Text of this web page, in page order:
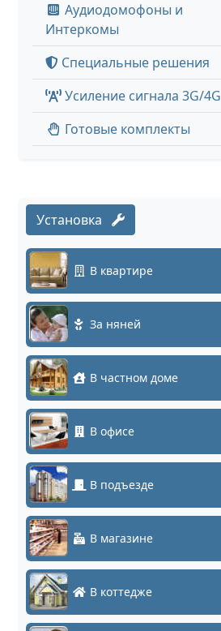
Аудиодомофоны и
Интеркомы
Специальные решения
Усиление сигнала 3G/4G
Готовые комплекты
Установка
В квартире
За няней
В частном доме
В офисе
В подъезде
В магазине
В коттедже